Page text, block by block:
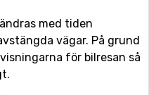
med tiden
vägar. På grund
för bilresan så